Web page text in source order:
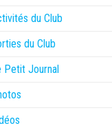
du Club
du Club
Petit Journal